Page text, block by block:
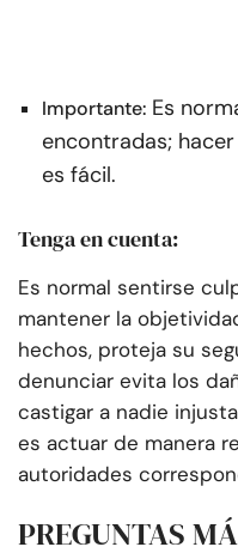
Importante: Es
encontradas;
es fácil.
Tenga en cuenta:
Es normal sentirse
mantener la
hechos, proteja su
denunciar evita los
castigar a nadie
es actuar de manera
autoridades
PREGUNTAS